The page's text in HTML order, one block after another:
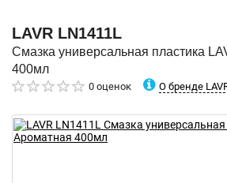
LAVR LN1411L
Смазка универсальная пластика
400мл
0 оценок О бренде